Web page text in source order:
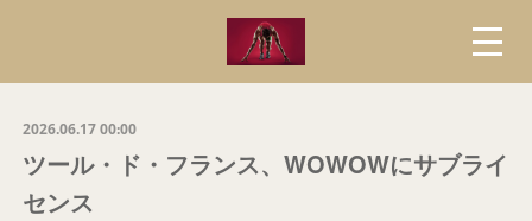
2026.06.17 00:00
ツール・ド・フランス、WOWOWにサブライ
センス